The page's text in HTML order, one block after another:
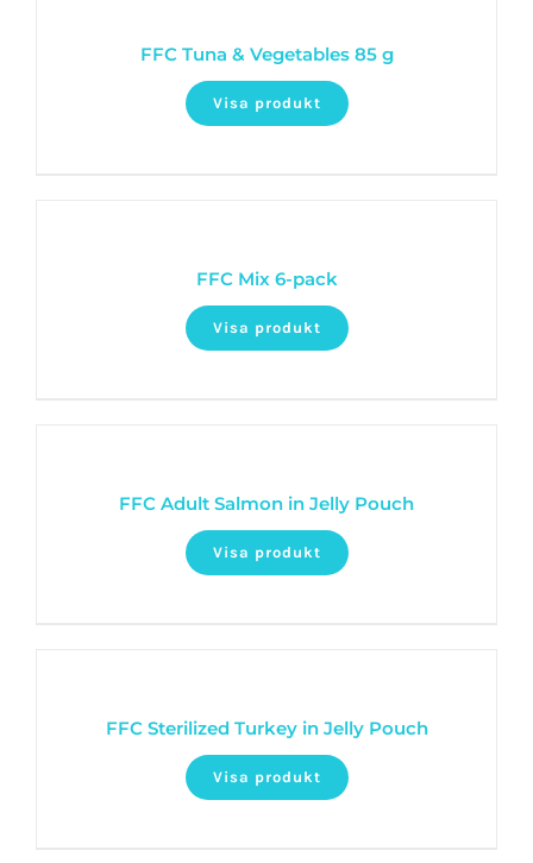
FFC Tuna & Vegetables 85 g
Visa produkt
FFC Mix 6-pack
Visa produkt
FFC Adult Salmon in Jelly Pouch
Visa produkt
FFC Sterilized Turkey in Jelly Pouch
Visa produkt